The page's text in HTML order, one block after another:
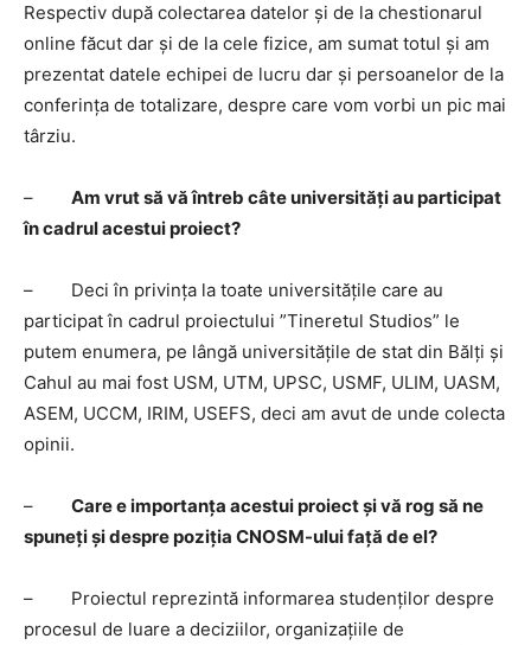
Respectiv după colectarea datelor și de la chestionarul
online făcut dar și de la cele fizice, am sumat totul și am
prezentat datele echipei de lucru dar și persoanelor de la
conferința de totalizare, despre care vom vorbi un pic mai
târziu.
– Am vrut să vă întreb câte universități au participat
în cadrul acestui proiect?
– Deci în privința la toate universitățile care au
participat în cadrul proiectului ”Tineretul Studios” le
putem enumera, pe lângă universitățile de stat din Bălți și
Cahul au mai fost USM, UTM, UPSC, USMF, ULIM, UASM,
ASEM, UCCM, IRIM, USEFS, deci am avut de unde colecta
opinii.
– Care e importanța acestui proiect și vă rog să ne
spuneți și despre poziția CNOSM-ului față de el?
– Proiectul reprezintă informarea studenților despre
procesul de luare a deciziilor, organizațiile de